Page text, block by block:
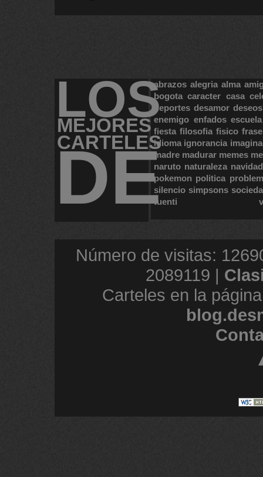
LOS
MEJORES
CARTELES
DE
abrazos alegria alma
bogota caracter casa
deportes desamor deseos
enemigo enfados escuela
fiesta filosofia fisico
idioma ignorancia
madre madurar memes
naruto naturaleza navidad
pokemon politica
silencio simpsons
tuenti
Número de visitas:
2089119 |
Carteles en la